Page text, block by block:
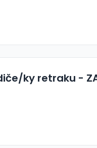
ky retraku -